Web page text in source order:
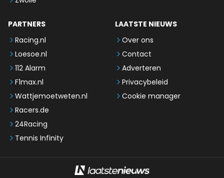
PARTNERS
Racing.nl
Loesoe.nl
112 Alarm
F1max.nl
Wattjemoetweten.nl
Racers.de
24Racing
Tennis Infinity
LAATSTE NIEUWS
Over ons
Contact
Adverteren
Privacybeleid
Cookie manager